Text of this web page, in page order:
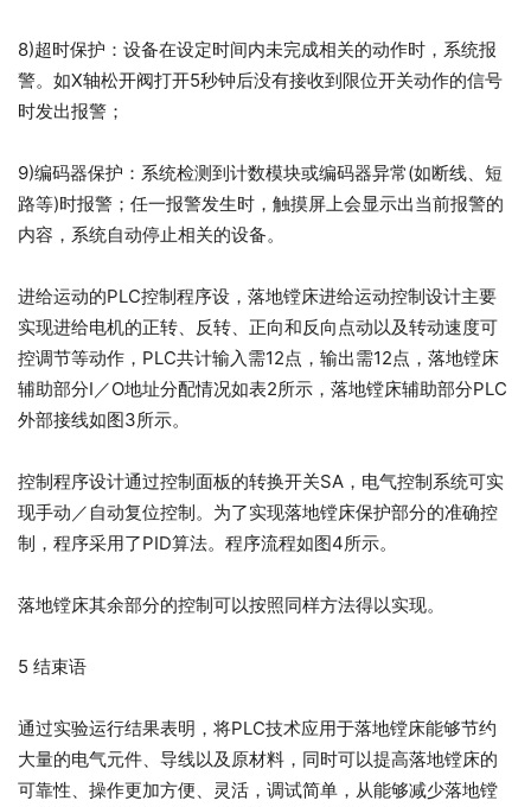
8)超时保护：设备在设定时间内未完成相关的动作时，系统报
警。如X轴松开阀打开5秒钟后没有接收到限位开关动作的信号
时发出报警；
9)编码器保护：系统检测到计数模块或编码器异常(如断线、短
路等)时报警；任一报警发生时，触摸屏上会显示出当前报警的
内容，系统自动停止相关的设备。
进给运动的PLC控制程序设，落地镗床进给运动控制设计主要
实现进给电机的正转、反转、正向和反向点动以及转动速度可
控调节等动作，PLC共计输入需12点，输出需12点，落地镗床
辅助部分I／O地址分配情况如表2所示，落地镗床辅助部分PLC
外部接线如图3所示。
控制程序设计通过控制面板的转换开关SA，电气控制系统可实
现手动／自动复位控制。为了实现落地镗床保护部分的准确控
制，程序采用了PID算法。程序流程如图4所示。
落地镗床其余部分的控制可以按照同样方法得以实现。
5 结束语
通过实验运行结果表明，将PLC技术应用于落地镗床能够节约
大量的电气元件、导线以及原材料，同时可以提高落地镗床的
可靠性、操作更加方便、灵活，调试简单，从能够减少落地镗